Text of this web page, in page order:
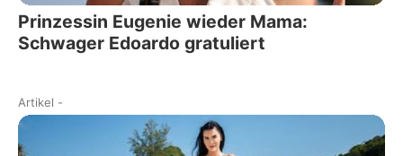
Prinzessin Eugenie wieder Mama:
Schwager Edoardo gratuliert
Artikel -